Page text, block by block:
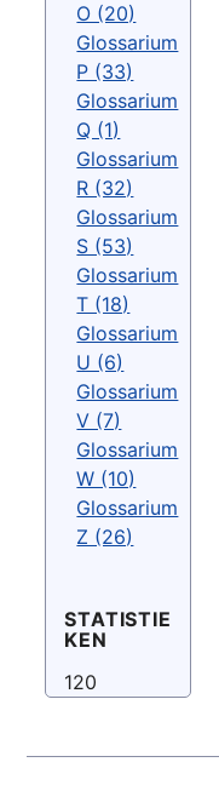
O (20)
Glossarium
P (33)
Glossarium
Q (1)
Glossarium
R (32)
Glossarium
S (53)
Glossarium
T (18)
Glossarium
U (6)
Glossarium
V (7)
Glossarium
W (10)
Glossarium
Z (26)
STATISTIE
KEN
120